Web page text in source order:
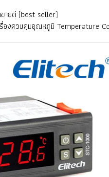
ายดี (best seller)
องควบคุมอุณหภูมิ Temperature